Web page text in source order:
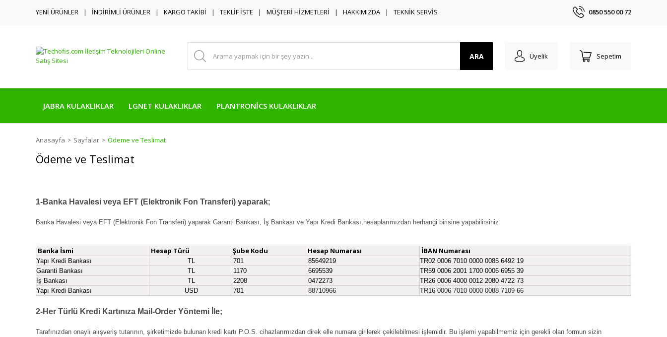
YENİ ÜRÜNLER İNDİRİMLİ ÜRÜNLER KARGO TAKİBİ TEKLİF İSTE MÜŞTERİ HİZMETLERİ HAKKIMIZDA TEKNİK SERVİS 0850 550 00 72
ARA Üyelik Sepetim
JABRA KULAKLIKLAR LGNET KULAKLIKLAR PLANTRONİCS KULAKLIKLAR
Anasayfa Sayfalar Ödeme ve Teslimat
Ödeme ve Teslimat
1-Banka Havalesi veya EFT (Elektronik Fon Transferi) yaparak;
Banka Havalesi veya EFT (Elektronik Fon Transferi) yaparak Garanti Bankası, İş Bankası ve Yapı Kredi Bankası,hesaplarımızdan herhangi birisine yapabilirsiniz
Banka İsmi Hesap Türü Şube Kodu Hesap Numarası İBAN Numarası
Yapı Kredi Bankası TL 701 85649219
TR02 0006 7010 0000 0085 6492 19
Garanti Bankası
TL 1170 6695539
TR59 0006 2001 1700 0006 6955 39
İş Bankası
TL 2208 0472273
TR26 0006 4000 0012 2080 4722 73
Yapı Kredi Bankası
USD 701 88710966 TR16 0006 7010 0000 0088 7109 66
2-Her Türlü Kredi Kartınıza Mail-Order Yöntemi İle;
Tarafınızdan onaylı alışveriş tutarının, şirketimizde bulunan kredi kartı P.O.S. cihazlarımızdan direk elle numara girilerek çekilebilmesi işlemidir. Bu işlemi yapabilmemiz için gerekli olan formun sizin